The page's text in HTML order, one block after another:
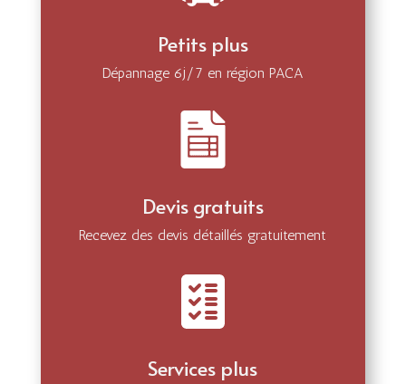
Petits plus
Dépannage 6j/7 en région PACA
Devis gratuits
Recevez des devis détaillés gratuitement
Services plus